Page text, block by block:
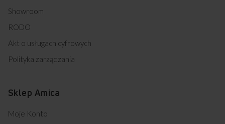
Showroom
RODO
Akt o usługach cyfrowych
Polityka zarządzania
Sklep Amica
Moje Konto